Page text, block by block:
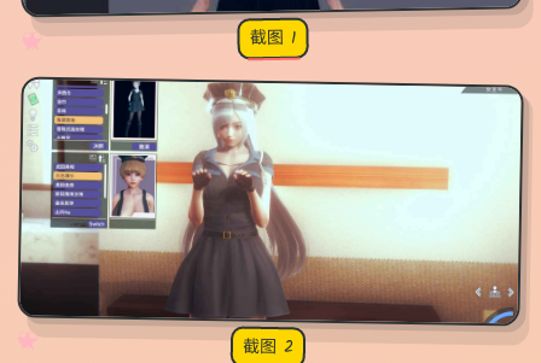
✧
♡
★ 截图 1
✧
♡
★
♥ 截图 2